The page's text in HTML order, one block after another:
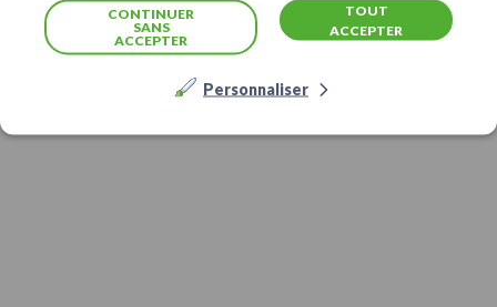
TOUT
ACCEPTER
CONTINUER
SANS
ACCEPTER
Personnaliser